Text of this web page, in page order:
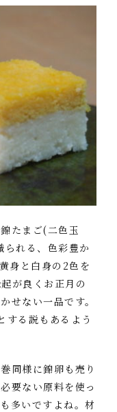
たまご(二色玉
れる、色彩豊か
身と白身の2色を
が良くお正月の
せない一品です。
する説もあるよう
同様に錦卵も売り
要ない原料を使っ
多いですよね。材